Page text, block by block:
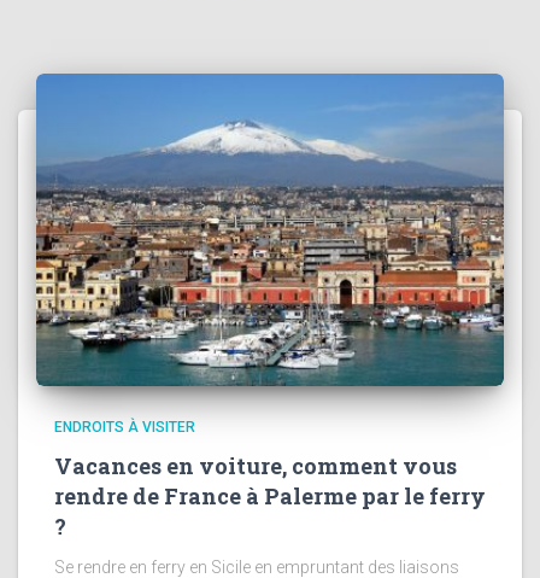
ENDROITS À VISITER
Vacances en voiture, comment vous
rendre de France à Palerme par le ferry
?
Se rendre en ferry en Sicile en empruntant des liaisons